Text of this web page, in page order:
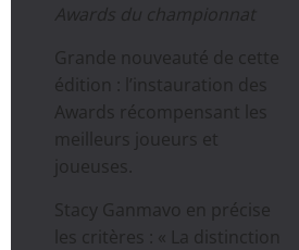
Awards du championnat
Grande nouveauté de cette
édition : l’instauration des
Awards récompensant les
meilleurs joueurs et
joueuses.
Stacy Ganmavo en précise
les critères : « La distinction